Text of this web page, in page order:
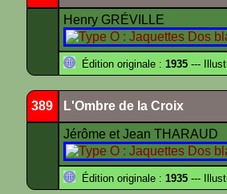
Henry GRÉVILLE
Édition originale : 1935 ---
389 L'Ombre de la Croix
Jérôme et Jean THARAUD
Édition originale : 1935 ---